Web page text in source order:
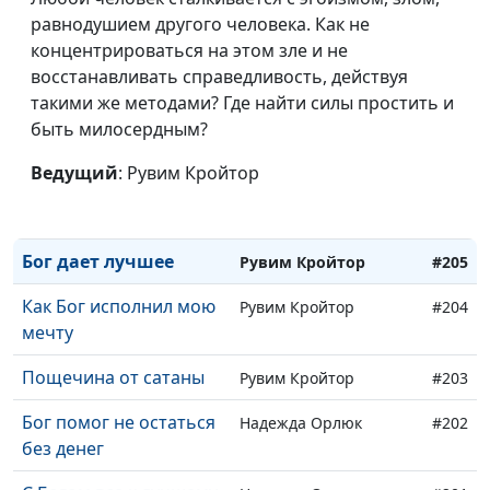
равнодушием другого человека. Как не
концентрироваться на этом зле и не
восстанавливать справедливость, действуя
такими же методами? Где найти силы простить и
быть милосердным?
Ведущий: Рувим Кройтор
пушинку
Бог побеждает зло Вадим Гриненко
Как я успел рассказать
о Боге умирающему
Вадим Гриненко
Как Бог разбудил меня
Вадим Гриненко
Бог дает лучшее Рувим Кройтор #205
Как Бог исполнил мою
мечту
Рувим Кройтор #204
Пощечина от сатаны Рувим Кройтор #203
Бог помог не остаться
без денег
Надежда Орлюк #202